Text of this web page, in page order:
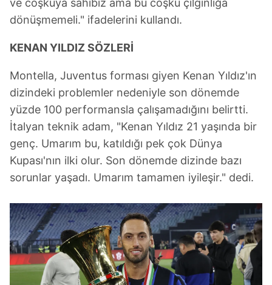
ve coşkuya sahibiz ama bu coşku çılgınlığa
dönüşmemeli." ifadelerini kullandı.
KENAN YILDIZ SÖZLERİ
Montella, Juventus forması giyen Kenan Yıldız'ın
dizindeki problemler nedeniyle son dönemde
yüzde 100 performansla çalışamadığını belirtti.
İtalyan teknik adam, "Kenan Yıldız 21 yaşında bir
genç. Umarım bu, katıldığı pek çok Dünya
Kupası'nın ilki olur. Son dönemde dizinde bazı
sorunlar yaşadı. Umarım tamamen iyileşir." dedi.